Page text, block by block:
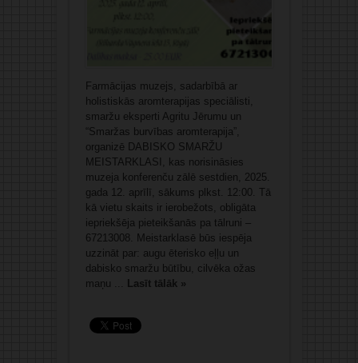
Farmācijas muzejs, sadarbībā ar
holistiskās aromterapijas speciālisti,
smaržu eksperti Agritu Jērumu un
“Smaržas burvības aromterapija”,
organizē DABISKO SMARŽU
MEISTARKLASI, kas norisināsies
muzeja konferenču zālē sestdien, 2025.
gada 12. aprīlī, sākums plkst. 12:00. Tā
kā vietu skaits ir ierobežots, obligāta
iepriekšēja pieteikšanās pa tālruni –
67213008. Meistarklasē būs iespēja
uzzināt par: augu ēterisko eļļu un
dabisko smaržu būtību, cilvēka ožas
maņu ... Lasīt tālāk »